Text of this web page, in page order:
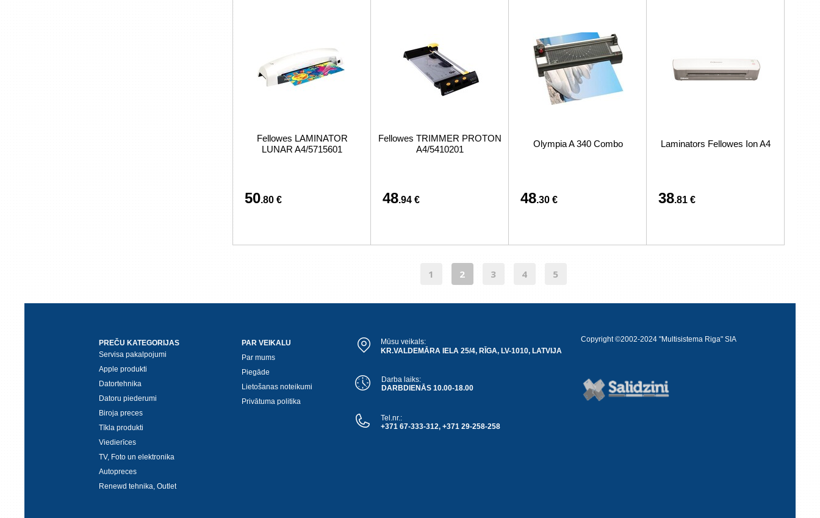
Fellowes LAMINATOR
LUNAR A4/5715601
50.80 €
Fellowes TRIMMER PROTON
A4/5410201
48.94 €
Olympia A 340 Combo
48.30 €
Laminators Fellowes Ion A4
38.81 €
1 2 3 4 5
PREČU KATEGORIJAS
Servisa pakalpojumi
Apple produkti
Datortehnika
Datoru piederumi
Biroja preces
Tīkla produkti
Viedierīces
TV, Foto un elektronika
Autopreces
Renewd tehnika, Outlet
PAR VEIKALU
Par mums
Piegāde
Lietošanas noteikumi
Privātuma politika
Mūsu veikals:
KR.VALDEMĀRA IELA 25/4, RĪGA, LV-1010, LATVIJA
Darba laiks:
DARBDIENĀS 10.00-18.00
Tel.nr.:
+371 67-333-312, +371 29-258-258
Copyright ©2002-2024 "Multisistema Riga" SIA